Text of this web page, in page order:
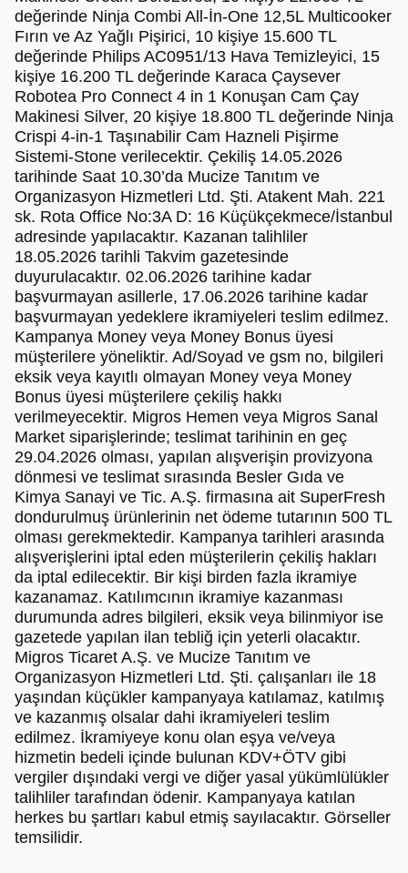
değerinde Ninja Combi All-İn-One 12,5L Multicooker
Fırın ve Az Yağlı Pişirici, 10 kişiye 15.600 TL
değerinde Philips AC0951/13 Hava Temizleyici, 15
kişiye 16.200 TL değerinde Karaca Çaysever
Robotea Pro Connect 4 in 1 Konuşan Cam Çay
Makinesi Silver, 20 kişiye 18.800 TL değerinde Ninja
Crispi 4-in-1 Taşınabilir Cam Hazneli Pişirme
Sistemi-Stone verilecektir. Çekiliş 14.05.2026
tarihinde Saat 10.30’da Mucize Tanıtım ve
Organizasyon Hizmetleri Ltd. Şti. Atakent Mah. 221
sk. Rota Office No:3A D: 16 Küçükçekmece/İstanbul
adresinde yapılacaktır. Kazanan talihliler
18.05.2026 tarihli Takvim gazetesinde
duyurulacaktır. 02.06.2026 tarihine kadar
başvurmayan asillerle, 17.06.2026 tarihine kadar
başvurmayan yedeklere ikramiyeleri teslim edilmez.
Kampanya Money veya Money Bonus üyesi
müşterilere yöneliktir. Ad/Soyad ve gsm no, bilgileri
eksik veya kayıtlı olmayan Money veya Money
Bonus üyesi müşterilere çekiliş hakkı
verilmeyecektir. Migros Hemen veya Migros Sanal
Market siparişlerinde; teslimat tarihinin en geç
29.04.2026 olması, yapılan alışverişin provizyona
dönmesi ve teslimat sırasında Besler Gıda ve
Kimya Sanayi ve Tic. A.Ş. firmasına ait SuperFresh
dondurulmuş ürünlerinin net ödeme tutarının 500 TL
olması gerekmektedir. Kampanya tarihleri arasında
alışverişlerini iptal eden müşterilerin çekiliş hakları
da iptal edilecektir. Bir kişi birden fazla ikramiye
kazanamaz. Katılımcının ikramiye kazanması
durumunda adres bilgileri, eksik veya bilinmiyor ise
gazetede yapılan ilan tebliğ için yeterli olacaktır.
Migros Ticaret A.Ş. ve Mucize Tanıtım ve
Organizasyon Hizmetleri Ltd. Şti. çalışanları ile 18
yaşından küçükler kampanyaya katılamaz, katılmış
ve kazanmış olsalar dahi ikramiyeleri teslim
edilmez. İkramiyeye konu olan eşya ve/veya
hizmetin bedeli içinde bulunan KDV+ÖTV gibi
vergiler dışındaki vergi ve diğer yasal yükümlülükler
talihliler tarafından ödenir. Kampanyaya katılan
herkes bu şartları kabul etmiş sayılacaktır. Görseller
temsilidir.